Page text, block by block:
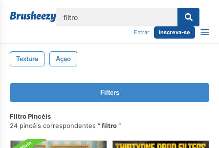
Entrar Inscreva-se
Textura Açao
Filters
Filtro Pincéis
24 pincéis correspondentes
filtro